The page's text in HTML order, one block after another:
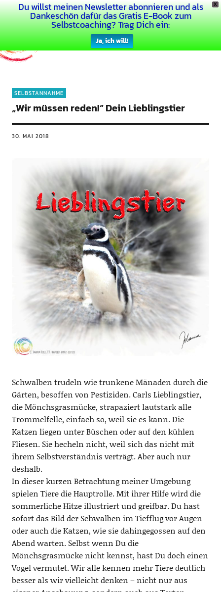
X
Du willst meinen Newsletter abonnieren und als
Dankeschön dafür das Gratis E-Book zum
Selbstcoaching? Trag Dich ein:
Ja, ich will!
Dein Buntes Leben
SELBSTANNAHME
„Wir müssen reden!“ Dein Lieblingstier
30. MAI 2018
Schwalben trudeln wie trunkene Mänaden durch die
Gärten, besoffen von Pestiziden. Carls Lieblingstier,
die Mönchsgrasmücke, strapaziert lautstark alle
Trommelfelle, einfach so, weil sie es kann. Die
Katzen liegen unter Büschen oder auf den kühlen
Fliesen. Sie hecheln nicht, weil sich das nicht mit
ihrem Selbstverständnis verträgt. Aber auch nur
deshalb.
In dieser kurzen Betrachtung meiner Umgebung
spielen Tiere die Hauptrolle. Mit ihrer Hilfe wird die
sommerliche Hitze illustriert und greifbar. Du hast
sofort das Bild der Schwalben im Tiefflug vor Augen
oder auch die Katzen, wie sie dahingegossen auf den
Abend warten. Selbst wenn Du die
Mönchsgrasmücke nicht kennst, hast Du doch einen
Vogel vermutet. Wir alle kennen mehr Tiere deutlich
besser als wir vielleicht denken – nicht nur aus